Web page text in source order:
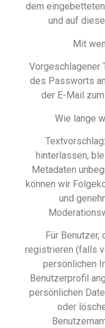
dem
und auf
Mit
Vorgeschlagener
des Passworts
der E-Mail
Wie lange
hinterlassen,
Metadaten
können wir
und
Für
registrieren (falls
persönlichen
Benutzerprofil
persönlichen
oder